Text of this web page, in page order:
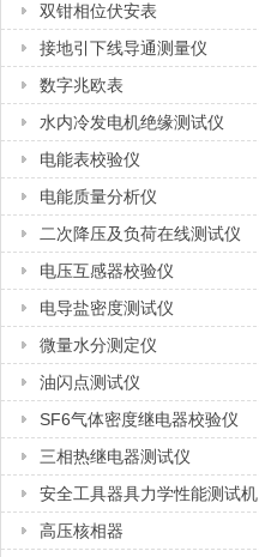
双钳相位伏安表
接地引下线导通测量仪
数字兆欧表
水内冷发电机绝缘测试仪
电能表校验仪
电能质量分析仪
二次降压及负荷在线测试仪
电压互感器校验仪
电导盐密度测试仪
微量水分测定仪
油闪点测试仪
SF6气体密度继电器校验仪
三相热继电器测试仪
安全工具器具力学性能测试机
高压核相器